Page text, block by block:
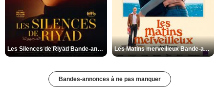
Les Silences de Riyad Bande-annonce VO STFR Les Matins merveilleux Bande-annonce VF
Bandes-annonces à ne pas manquer